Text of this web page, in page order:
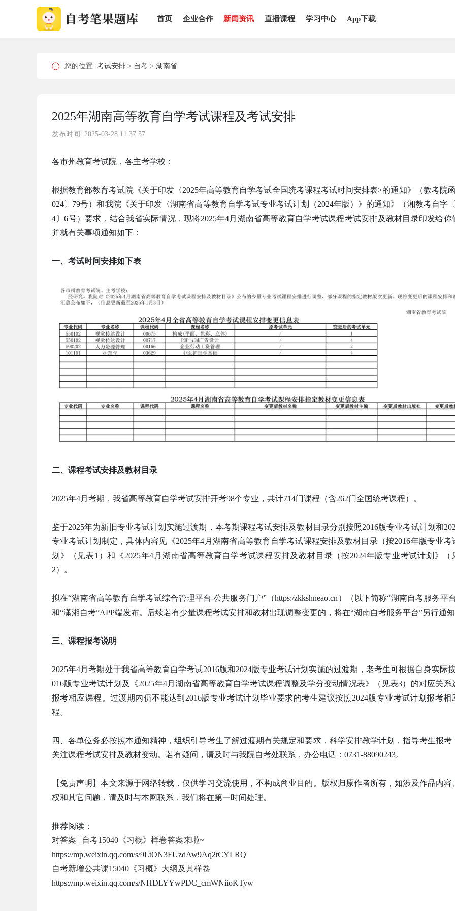
首页 企业合作 新闻资讯 直播课程 学习中心 App下载
您的位置: 考试安排 > 自考 > 湖南省
2025年湖南高等教育自学考试课程及考试安排
发布时间: 2025-03-28 11:37:57
各市州教育考试院，各主考学校：
根据教育部教育考试院《关于印发〈2025年高等教育自学考试全国统考课程考试时间安排表>的通知》（教考院
024〕79号）和我院《关于印发〈湖南省高等教育自学考试专业考试计划（2024年版）》的通知》（湘教考自字
4〕6号）要求，结合我省实际情况，现将2025年4月湖南省高等教育自学考试课程考试安排及教材目录印发给你
并就有关事项通知如下：
一、考试时间安排如下表
二、课程考试安排及教材目录
2025年4月考期，我省高等教育自学考试安排开考98个专业，共计714门课程（含262门全国统考课程）。
鉴于2025年为新旧专业考试计划实施过渡期，本考期课程考试安排及教材目录分别按照2016版专业考试计划和
专业考试计划制定，具体内容见《2025年4月湖南省高等教育自学考试课程安排及教材目录（按2016年版专业考
划》（见表1）和《2025年4月湖南省高等教育自学考试课程安排及教材目录（按2024年版专业考试计划》（
2）。
拟在“湖南省高等教育自学考试综合管理平台-公共服务门户”（https:/zkkshneao.cn）（以下简称“湖南自考服务平
和“潇湘自考”APP端发布。后续若有少量课程考试安排和教材出现调整变更的，将在“湖南自考服务平台”另行通
三、课程报考说明
2025年4月考期处于我省高等教育自学考试2016版和2024版专业考试计划实施的过渡期，老考生可根据自身实际
016版专业考试计划及《2025年4月湖南省高等教育自学考试课程调整及学分变动情况表》（见表3）的对应关系
报考相应课程。过渡期内仍不能达到2016版专业考试计划毕业要求的考生建议按照2024版专业考试计划报考相
程。
四、各单位务必按照本通知精神，组织引导考生了解过渡期有关规定和要求，科学安排教学计划，指导考生报考
关注课程考试安排及教材变动。若有疑问，请及时与我院自考处联系，办公电话：0731-88090243。
【免责声明】本文来源于网络转载，仅供学习交流使用，不构成商业目的。版权归原作者所有，如涉及作品内容
权和其它问题，请及时与本网联系，我们将在第一时间处理。
推荐阅读：
对答案 | 自考15040《习概》样卷答案来啦~
https://mp.weixin.qq.com/s/9LtON3FUzdAw9Aq2tCYLRQ
自考新增公共课15040《习概》大纲及其样卷
https://mp.weixin.qq.com/s/NHDLYYwPDC_cmWNiioKTyw